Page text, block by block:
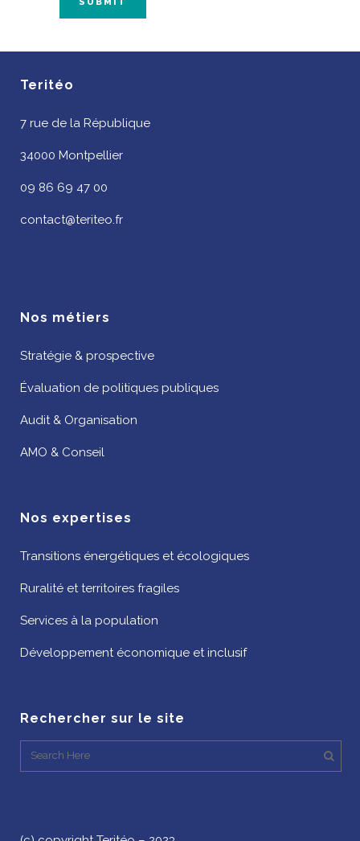
Teritéo
7 rue de la République
34000 Montpellier
09 86 69 47 00
contact@teriteo.fr
Nos métiers
Stratégie & prospective
Évaluation de politiques publiques
Audit & Organisation
AMO & Conseil
Nos expertises
Transitions énergétiques et écologiques
Ruralité et territoires fragiles
Services à la population
Développement économique et inclusif
Rechercher sur le site